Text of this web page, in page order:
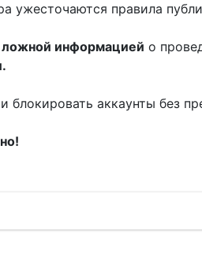
ужесточаются правила
информацией о
аккаунты без